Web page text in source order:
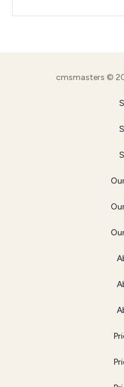
cmsmasters ©